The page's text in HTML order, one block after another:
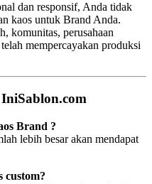
dan responsif, Anda tidak
kaos untuk Brand Anda.
komunitas, perusahaan
mempercayakan produksi
Brand ?
lebih besar akan mendapat
custom?